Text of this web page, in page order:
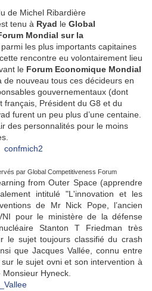
de Michel Ribardière
tenu à Ryad le Global
Mondial sur la
parmi les plus importants capitaines
rencontre eu volontairement lieu
le Forum Economique Mondial
de nouveau tous ces décideurs en
gouvernementaux (dont
français, Président du G8 et du
furent un peu plus d’une centaine.
des personnalités pour le moins
par Global Competitiveness Forum
from Outer Space (apprendre
intitulé "L'innovation et les
de Mr Nick Pope, l’ancien
pour le ministère de la défense
Stanton T Friedman très
le sujet toujours classifié du crash
que Jacques Vallée, connu entre
le sujet ovni et son intervention à
Hyneck.